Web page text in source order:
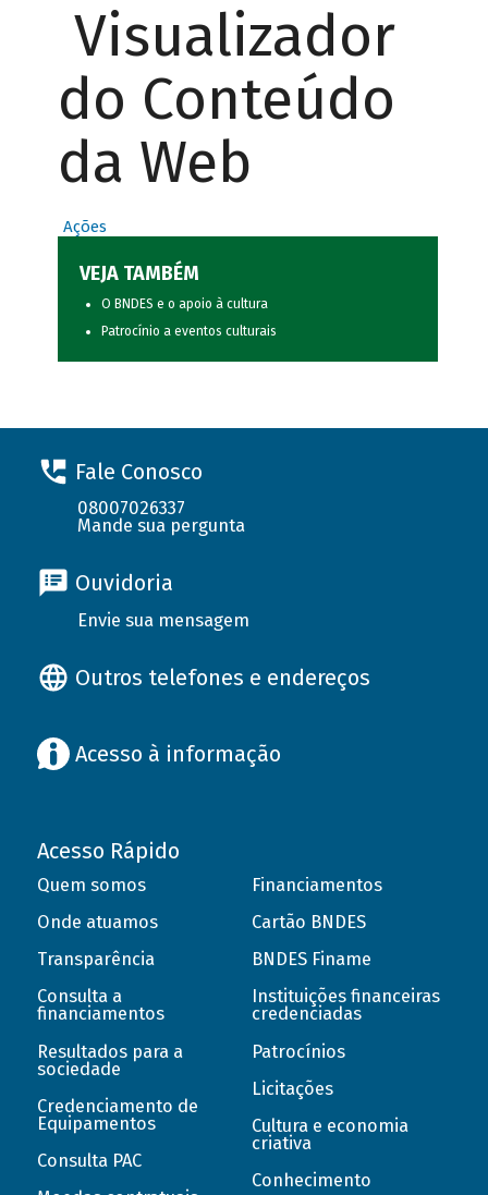
Visualizador
do Conteúdo
da Web
Ações
VEJA TAMBÉM
O BNDES e o apoio à cultura
Patrocínio a eventos culturais
Fale Conosco
08007026337
Mande sua pergunta
Ouvidoria
Envie sua mensagem
Outros telefones e endereços
Acesso à informação
Acesso Rápido
Quem somos
Onde atuamos
Transparência
Consulta a
financiamentos
Resultados para a
sociedade
Credenciamento de
Equipamentos
Consulta PAC
Financiamentos
Cartão BNDES
BNDES Finame
Instituições financeiras
credenciadas
Patrocínios
Licitações
Cultura e economia
criativa
Conhecimento